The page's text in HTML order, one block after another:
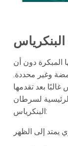
المبكرة دون أن
وغير محددة.
بعد تقدمها
لسرطان
البنكرياس:
يمتد إلى الظهر